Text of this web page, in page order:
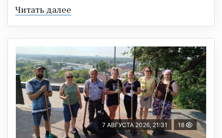
Читать далее
7 АВГУСТА 2026, 21:31 18